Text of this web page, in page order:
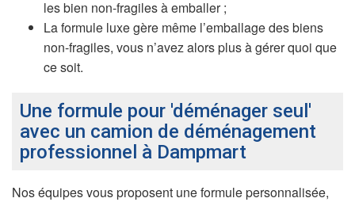
les bien non-fragiles à emballer ;
La formule luxe gère même l’emballage des biens
non-fragiles, vous n’avez alors plus à gérer quoi que
ce soit.
Une formule pour 'déménager seul'
avec un camion de déménagement
professionnel à Dampmart
Nos équipes vous proposent une formule personnalisée,